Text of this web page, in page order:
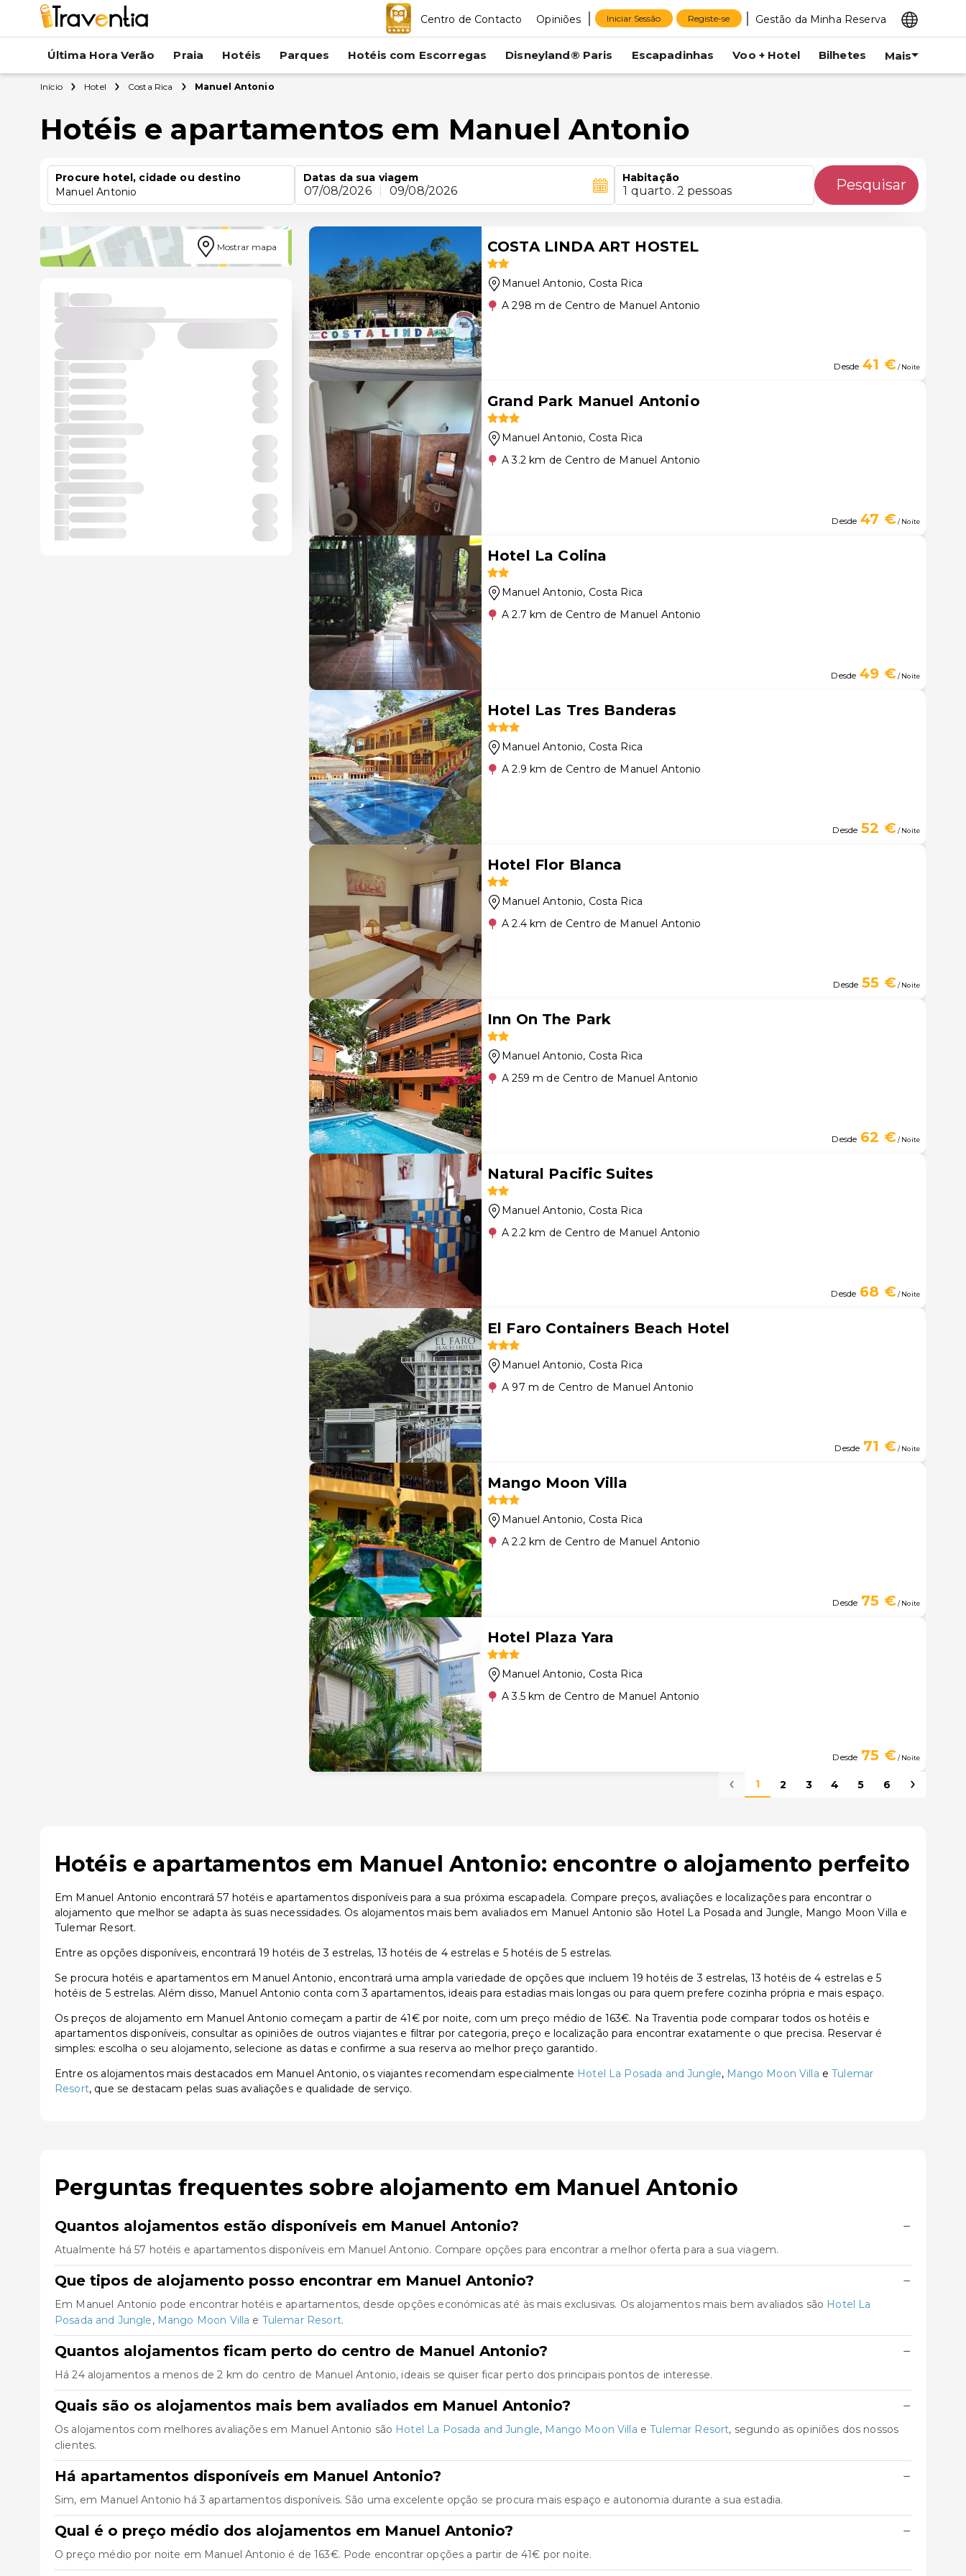
Centro de Contacto Opiniões Iniciar Sessão Registe-se Gestão da Minha Reserva
Última Hora Verão Praia Hotéis Parques Hotéis com Escorregas Disneyland® Paris Escapadinhas Voo + Hotel Bilhetes Mais
Início Hotel Costa Rica Manuel Antonio
Hotéis e apartamentos em Manuel Antonio
Procure hotel, cidade ou destino
Manuel Antonio
Datas da sua viagem
07/08/2026 09/08/2026
Habitação
1 quarto. 2 pessoas Pesquisar
Mostrar mapa COSTA LINDA ART HOSTEL
Manuel Antonio, Costa Rica
A 298 m de Centro de Manuel Antonio
Desde 41 €/ Noite
Grand Park Manuel Antonio
Manuel Antonio, Costa Rica
A 3.2 km de Centro de Manuel Antonio
Desde 47 €/ Noite
Hotel La Colina
Manuel Antonio, Costa Rica
A 2.7 km de Centro de Manuel Antonio
Desde 49 €/ Noite
Hotel Las Tres Banderas
Manuel Antonio, Costa Rica
A 2.9 km de Centro de Manuel Antonio
Desde 52 €/ Noite
Hotel Flor Blanca
Manuel Antonio, Costa Rica
A 2.4 km de Centro de Manuel Antonio
Desde 55 €/ Noite
Inn On The Park
Manuel Antonio, Costa Rica
A 259 m de Centro de Manuel Antonio
Desde 62 €/ Noite
Natural Pacific Suites
Manuel Antonio, Costa Rica
A 2.2 km de Centro de Manuel Antonio
Desde 68 €/ Noite
El Faro Containers Beach Hotel
Manuel Antonio, Costa Rica
A 97 m de Centro de Manuel Antonio
Desde 71 €/ Noite
Mango Moon Villa
Manuel Antonio, Costa Rica
A 2.2 km de Centro de Manuel Antonio
Desde 75 €/ Noite
Hotel Plaza Yara
Manuel Antonio, Costa Rica
A 3.5 km de Centro de Manuel Antonio
Desde 75 €/ Noite
1 2 3 4 5 6
Hotéis e apartamentos em Manuel Antonio: encontre o alojamento perfeito
Em Manuel Antonio encontrará 57 hotéis e apartamentos disponíveis para a sua próxima escapadela. Compare preços, avaliações e localizações para encontrar o
alojamento que melhor se adapta às suas necessidades. Os alojamentos mais bem avaliados em Manuel Antonio são Hotel La Posada and Jungle, Mango Moon Villa e
Tulemar Resort.
Entre as opções disponíveis, encontrará 19 hotéis de 3 estrelas, 13 hotéis de 4 estrelas e 5 hotéis de 5 estrelas.
Se procura hotéis e apartamentos em Manuel Antonio, encontrará uma ampla variedade de opções que incluem 19 hotéis de 3 estrelas, 13 hotéis de 4 estrelas e 5
hotéis de 5 estrelas. Além disso, Manuel Antonio conta com 3 apartamentos, ideais para estadias mais longas ou para quem prefere cozinha própria e mais espaço.
Os preços de alojamento em Manuel Antonio começam a partir de 41€ por noite, com um preço médio de 163€. Na Traventia pode comparar todos os hotéis e
apartamentos disponíveis, consultar as opiniões de outros viajantes e filtrar por categoria, preço e localização para encontrar exatamente o que precisa. Reservar é
simples: escolha o seu alojamento, selecione as datas e confirme a sua reserva ao melhor preço garantido.
Entre os alojamentos mais destacados em Manuel Antonio, os viajantes recomendam especialmente Hotel La Posada and Jungle, Mango Moon Villa eTulemar
Resort, que se destacam pelas suas avaliações e qualidade de serviço.
Perguntas frequentes sobre alojamento em Manuel Antonio
Quantos alojamentos estão disponíveis em Manuel Antonio? −
Atualmente há 57 hotéis e apartamentos disponíveis em Manuel Antonio. Compare opções para encontrar a melhor oferta para a sua viagem.
Que tipos de alojamento posso encontrar em Manuel Antonio? −
Em Manuel Antonio pode encontrar hotéis e apartamentos, desde opções económicas até às mais exclusivas. Os alojamentos mais bem avaliados são Hotel La
Posada and Jungle, Mango Moon Villa e Tulemar Resort.
Quantos alojamentos ficam perto do centro de Manuel Antonio? −
Há 24 alojamentos a menos de 2 km do centro de Manuel Antonio, ideais se quiser ficar perto dos principais pontos de interesse.
Quais são os alojamentos mais bem avaliados em Manuel Antonio? −
Os alojamentos com melhores avaliações em Manuel Antonio são Hotel La Posada and Jungle, Mango Moon Villa eTulemar Resort, segundo as opiniões dos nossos
clientes.
Há apartamentos disponíveis em Manuel Antonio? −
Sim, em Manuel Antonio há 3 apartamentos disponíveis. São uma excelente opção se procura mais espaço e autonomia durante a sua estadia.
Qual é o preço médio dos alojamentos em Manuel Antonio? −
O preço médio por noite em Manuel Antonio é de 163€. Pode encontrar opções a partir de 41€ por noite.